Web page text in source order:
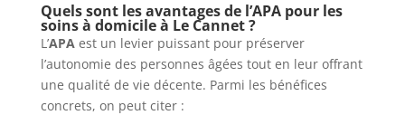
Quels sont les avantages de l’APA pour les
soins à domicile à Le Cannet ?
L’APAest un levier puissant pour préserver
l’autonomie des personnes âgées tout en leur offrant
une qualité de vie décente. Parmi les bénéfices
concrets, on peut citer :